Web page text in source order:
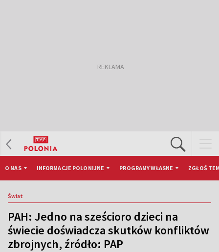
O NAS INFORMACJE POLONIJNE PROGRAMY WŁASNE ZGŁOŚ
Świat
PAH: Jedno na sześcioro dzieci na
świecie doświadcza skutków konfliktów
zbrojnych, źródło: PAP